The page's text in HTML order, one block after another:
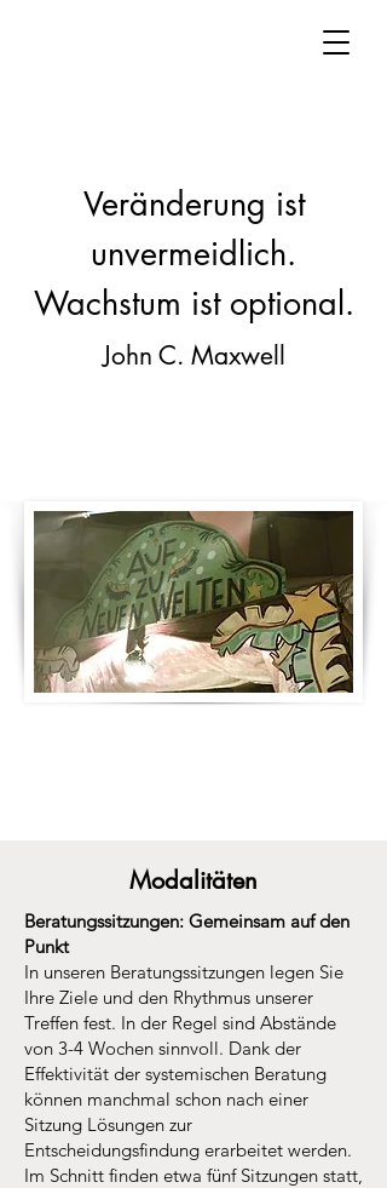
Veränderung ist
unvermeidlich.
Wachstum ist optional.
John C. Maxwell
Modalitäten
Beratungssitzungen: Gemeinsam auf den
Punkt
In unseren Beratungssitzungen legen Sie
Ihre Ziele und den Rhythmus unserer
Treffen fest. In der Regel sind Abstände
von 3-4 Wochen sinnvoll. Dank der
Effektivität der systemischen Beratung
können manchmal schon nach einer
Sitzung Lösungen zur
Entscheidungsfindung erarbeitet werden.
Im Schnitt finden etwa fünf Sitzungen statt,